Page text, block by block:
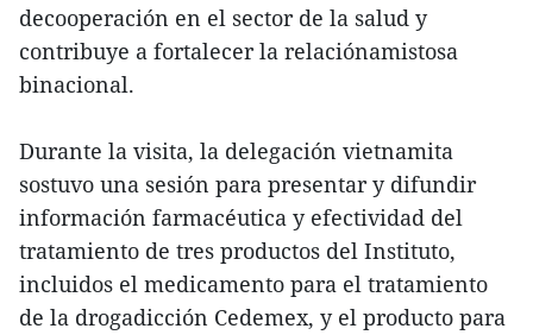
decooperación en el sector de la salud y
contribuye a fortalecer la relaciónamistosa
binacional.
Durante la visita, la delegación vietnamita
sostuvo una sesión para presentar y difundir
información farmacéutica y efectividad del
tratamiento de tres productos del Instituto,
incluidos el medicamento para el tratamiento
de la drogadicción Cedemex, y el producto para